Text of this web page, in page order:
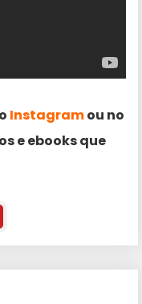
Instagramou no
e ebooks que